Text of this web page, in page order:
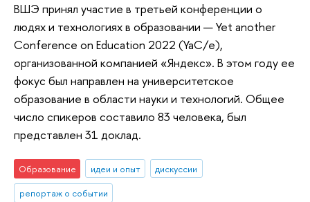
ВШЭ принял участие в третьей конференции о
людях и технологиях в образовании — Yet another
Conference on Education 2022 (YaC/e),
организованной компанией «Яндекс». В этом году ее
фокус был направлен на университетское
образование в области науки и технологий. Общее
число спикеров составило 83 человека, был
представлен 31 доклад.
Образование идеи и опыт
дискуссии
репортаж о событии